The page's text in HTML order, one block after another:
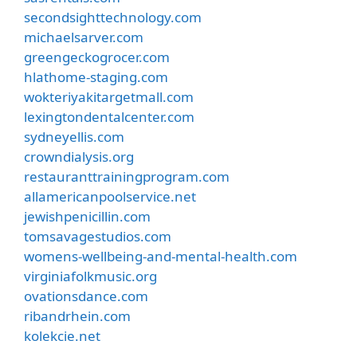
secondsighttechnology.com
michaelsarver.com
greengeckogrocer.com
hlathome-staging.com
wokteriyakitargetmall.com
lexingtondentalcenter.com
sydneyellis.com
crowndialysis.org
restauranttrainingprogram.com
allamericanpoolservice.net
jewishpenicillin.com
tomsavagestudios.com
womens-wellbeing-and-mental-health.com
virginiafolkmusic.org
ovationsdance.com
ribandrhein.com
kolekcje.net